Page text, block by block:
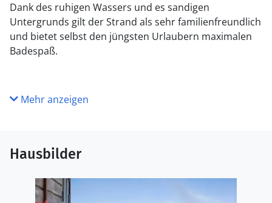
Dank des ruhigen Wassers und es sandigen
Untergrunds gilt der Strand als sehr familienfreundlich
und bietet selbst den jüngsten Urlaubern maximalen
Badespaß.
Mehr anzeigen
Hausbilder